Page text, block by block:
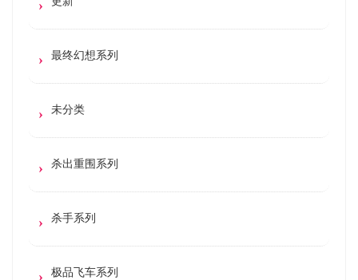
最终幻想系列
未分类
杀出重围系列
杀手系列
极品飞车系列